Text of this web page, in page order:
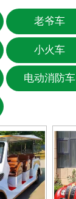
老爷车
小火车
电动消防车